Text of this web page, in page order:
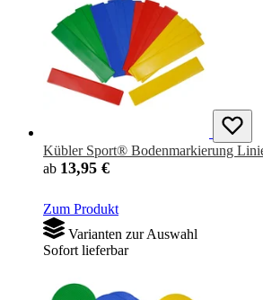
Kübler Sport® Bodenmarkierung
ab 13,95 €
Zum Produkt
Varianten zur Auswahl
Sofort lieferbar